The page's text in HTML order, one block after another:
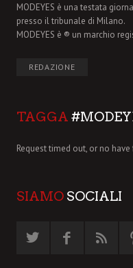
MODEYES è una testata
presso il tribunale di Milano.
MODEYES è ® un marchio
REDAZIONE
TAGGA
Request timed out, or no
SIAMO SOCIALI